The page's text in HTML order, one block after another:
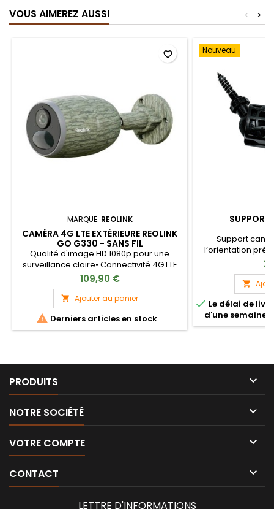
VOUS AIMEREZ AUSSI >
<
MARQUE: REOLINK
CAMÉRA 4G LTE EXTÉRIEURE REOLINK
GO G330 - SANS FIL
Qualité d'image HD 1080p pour une
surveillance claire• Connectivité 4G LTE
pour un accès à distance facile•
Résistante aux intempéries, idéale pour
l'extérieur• Vision nocturne améliorée
pour une sécurité 24/7• Installation facile,
pas de câbles nécessaires
109,90 €
 Ajouter au panier
 Derniers articles en stock
favorite_border Nouveau
SUPPORT
Support
l’orientation

 Le délai de
d'une semaine
PRODUITS 
NOTRE SOCIÉTÉ 
VOTRE COMPTE 
CONTACT 
LETTRE D'INFORMATIONS